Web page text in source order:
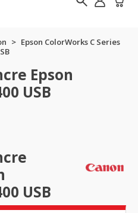
Epson ColorWorks C Series
Epson
USB
USB